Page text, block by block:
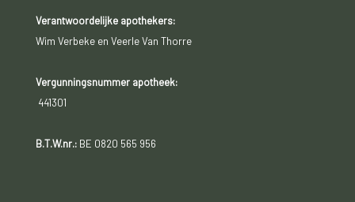
Verantwoordelijke apothekers:
Wim Verbeke en Veerle Van Thorre
Vergunningsnummer apotheek:
441301
B.T.W.nr.:BE 0820 565 956